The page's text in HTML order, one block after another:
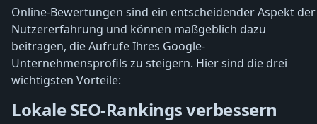
Online-Bewertungen sind ein entscheidender Aspekt der
Nutzererfahrung und können maßgeblich dazu
beitragen, die Aufrufe Ihres Google-
Unternehmensprofils zu steigern. Hier sind die drei
wichtigsten Vorteile:
Lokale SEO-Rankings verbessern